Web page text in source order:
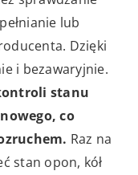
lub
Dzięki
i bezawaryjnie.
stanu
co
Raz na
stan opon, kół